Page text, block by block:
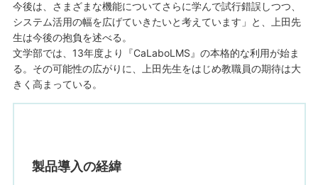
今後は、さまざまな機能についてさらに学んで試行錯誤しつつ、
システム活用の幅を広げていきたいと考えています」と、上田先
生は今後の抱負を述べる。
文学部では、13年度より『CaLaboLMS』の本格的な利用が始ま
る。その可能性の広がりに、上田先生をはじめ教職員の期待は大
きく高まっている。
製品導入の経緯